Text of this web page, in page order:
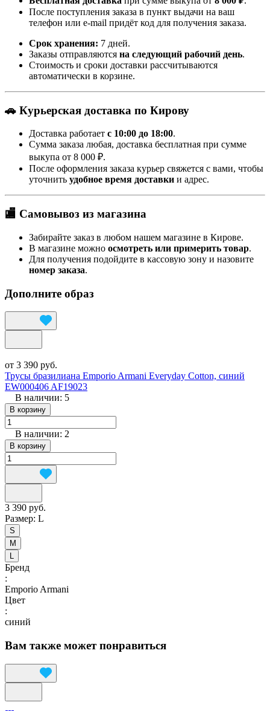
После поступления заказа в пункт выдачи на ваш
телефон или e-mail придёт код для получения заказа.
Срок хранения: 7 дней.
Заказы отправляются на следующий рабочий день.
Стоимость и сроки доставки рассчитываются
автоматически в корзине.
🚗 Курьерская доставка по Кирову
Доставка работает с 10:00 до 18:00.
Сумма заказа любая, доставка бесплатная при сумме
выкупа от 8 000 ₽.
После оформления заказа курьер свяжется с вами, чтобы
уточнить удобное время доставки и адрес.
🏬 Самовывоз из магазина
Забирайте заказ в любом нашем магазине в Кирове.
В магазине можно осмотреть или примерить товар.
Для получения подойдите в кассовую зону и назовите
номер заказа.
Дополните образ
от 3 390 руб.
Трусы бразилиана Emporio Armani Everyday Cotton, синий
EW000406 AF19023
В наличии: 5
В корзину
В наличии: 2
В корзину
3 390 руб.
Размер: L
S
M
L
Бренд
:
Emporio Armani
Цвет
:
синий
Вам также может понравиться